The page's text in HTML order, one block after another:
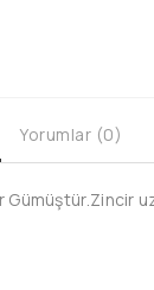
Yorumlar (0)
Gümüştür.Zincir